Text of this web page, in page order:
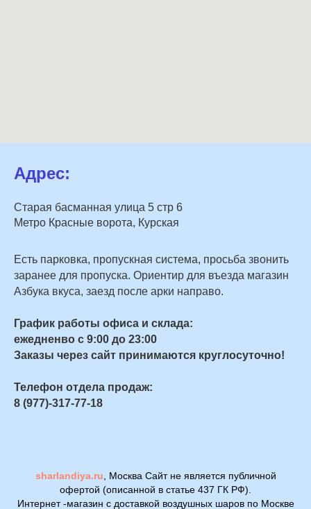
Адрес:
Старая басманная улица 5 стр 6
Метро Красные ворота, Курская
Есть парковка, пропускная система, просьба звонить
заранее для пропуска. Ориентир для въезда магазин
Азбука вкуса, заезд после арки направо.
График работы офиса и склада:
ежедненво с 9:00 до 23:00
Заказы через сайт принимаются круглосуточно!
Телефон отдела продаж:
8 (977)-317-77-18
sharlandiya.ru , Москва Сайт не является публичной
офертой (описанной в статье 437 ГК РФ).
Интернет -магазин с доставкой воздушных шаров по Москве